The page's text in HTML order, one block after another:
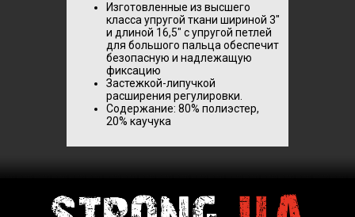
Изготовленные из высшего
класса упругой ткани шириной 3"
и длиной 16,5" с упругой петлей
для большого пальца обеспечит
безопасную и надлежащую
фиксацию
Застежкой-липучкой
расширения регулировки.
Содержание: 80% полиэстер,
20% каучука